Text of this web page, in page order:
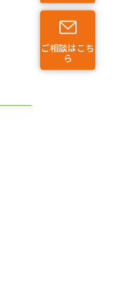
ご相談はこち
ら